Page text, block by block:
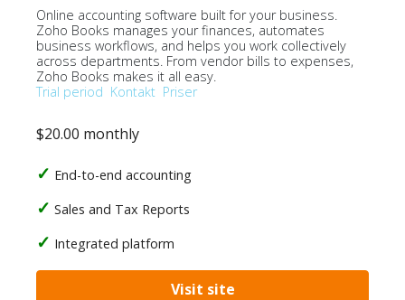
Online accounting software built for your business.
Zoho Books manages your finances, automates
business workflows, and helps you work collectively
across departments. From vendor bills to expenses,
Zoho Books makes it all easy.
Trial period Kontakt Priser
$20.00 monthly
End-to-end accounting
Sales and Tax Reports
Integrated platform
Visit site